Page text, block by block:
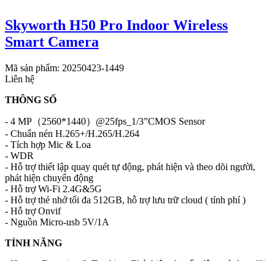
Skyworth H50 Pro Indoor Wireless
Smart Camera
Mã sản phẩm: 20250423-1449
Liên hệ
THÔNG SỐ
- 4 MP（2560*1440）@25fps_1/3”CMOS Sensor
- Chuẩn nén H.265+/H.265/H.264
- Tích hợp Mic & Loa
- WDR
- Hỗ trợ thiết lập quay quét tự động, phát hiện và theo dõi người,
phát hiện chuyển động
- Hỗ trợ Wi-Fi 2.4G&5G
- Hỗ trợ thẻ nhớ tối đa 512GB, hỗ trợ lưu trữ cloud ( tính phí )
- Hỗ trợ Onvif
- Nguồn Micro-usb 5V/1A
TÍNH NĂNG